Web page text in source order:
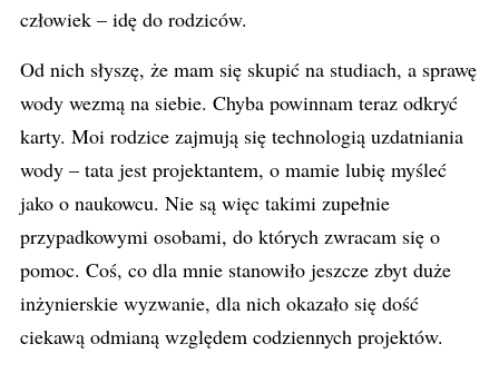
człowiek – idę do rodziców.
Od nich słyszę, że mam się skupić na studiach, a sprawę
wody wezmą na siebie. Chyba powinnam teraz odkryć
karty. Moi rodzice zajmują się technologią uzdatniania
wody – tata jest projektantem, o mamie lubię myśleć
jako o naukowcu. Nie są więc takimi zupełnie
przypadkowymi osobami, do których zwracam się o
pomoc. Coś, co dla mnie stanowiło jeszcze zbyt duże
inżynierskie wyzwanie, dla nich okazało się dość
ciekawą odmianą względem codziennych projektów.